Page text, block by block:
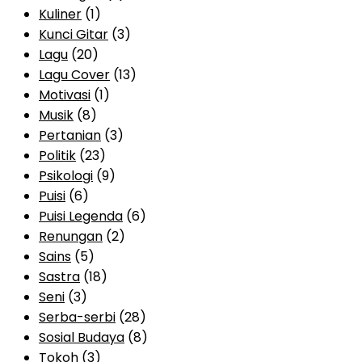
Kuliner (1)
Kunci Gitar (3)
Lagu (20)
Lagu Cover (13)
Motivasi (1)
Musik (8)
Pertanian (3)
Politik (23)
Psikologi (9)
Puisi (6)
Puisi Legenda (6)
Renungan (2)
Sains (5)
Sastra (18)
Seni (3)
Serba-serbi (28)
Sosial Budaya (8)
Tokoh (3)